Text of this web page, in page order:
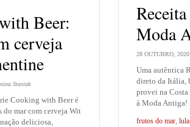
Beer:
cerveja
Stasiak
Cooking with Beer é
do mar com cerveja Wit
deliciosa,
Moda
28 OUTUBRO, 2020
Uma autêntica
direto da Itália,
provei na
à Moda Antiga!
frutos do mar lula